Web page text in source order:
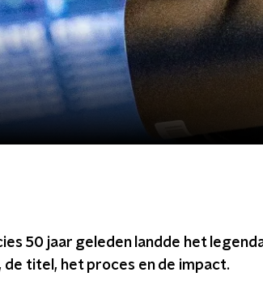
50 jaar geleden landde het
de titel, het proces en de impact.